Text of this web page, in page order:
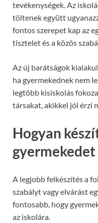
tevékenységek. Az
töltenek együtt
fontos szerepet kap az
tisztelet és a közös
Az új barátságok
ha gyermekednek nem
legtöbb kisiskolás
társakat, akikkel jól érzi
Hogyan
A legjobb felkészítés a
szabályt vagy elvárást
fontosabb, hogy
az iskolára.